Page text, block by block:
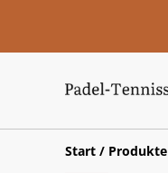
Start / Produkte